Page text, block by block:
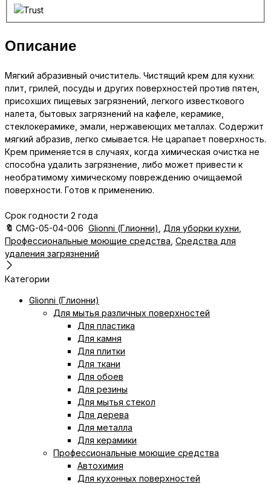
Описание
Мягкий абразивный очиститель. Чистящий крем для кухни:
плит, грилей, посуды и других поверхностей против пятен,
присохших пищевых загрязнений, легкого известкового
налета, бытовых загрязнений на кафеле, керамике,
стеклокерамике, эмали, нержавеющих металлах. Содержит
мягкий абразив, легко смывается. Не царапает поверхность.
Крем применяется в случаях, когда химическая очистка не
способна удалить загрязнение, либо может привести к
необратимому химическому повреждению очищаемой
поверхности. Готов к применению.
Срок годности 2 года
🔖 CMG-05-04-006 Glionni (Глионни) Для уборки кухни
Профессиональные моющие средства Средства для
удаления загрязнений
Категории
Glionni (Глионни)
Для мытья различных поверхностей
Для пластика
Для камня
Для плитки
Для ткани
Для обоев
Для резины
Для мытья стекол
Для дерева
Для металла
Для керамики
Профессиональные моющие средства
Автохимия
Для кухонных поверхностей